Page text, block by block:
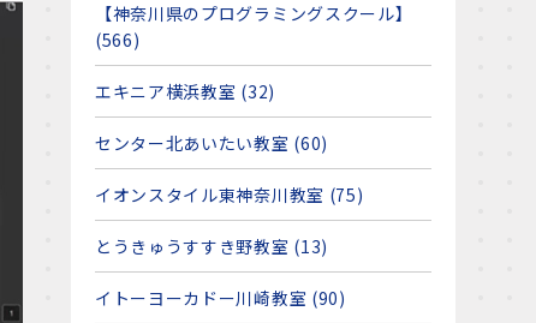
【神奈川県のプログラミングスクール】
(566)
エキニア横浜教室 (32)
センター北あいたい教室 (60)
イオンスタイル東神奈川教室 (75)
とうきゅうすすき野教室 (13)
イトーヨーカドー川崎教室 (90)